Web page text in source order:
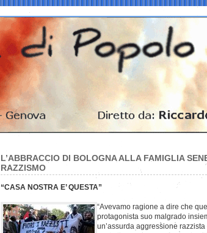
L’ABBRACCIO DI BOLOGNA ALLA FAMIGLIA
RAZZISMO
“CASA NOSTRA E’ QUESTA”
“Avevamo ragione a dire che
protagonista suo malgrado
un’assurda aggressione